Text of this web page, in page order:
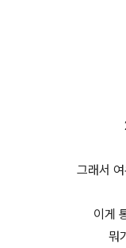
그래서
이게
뭐